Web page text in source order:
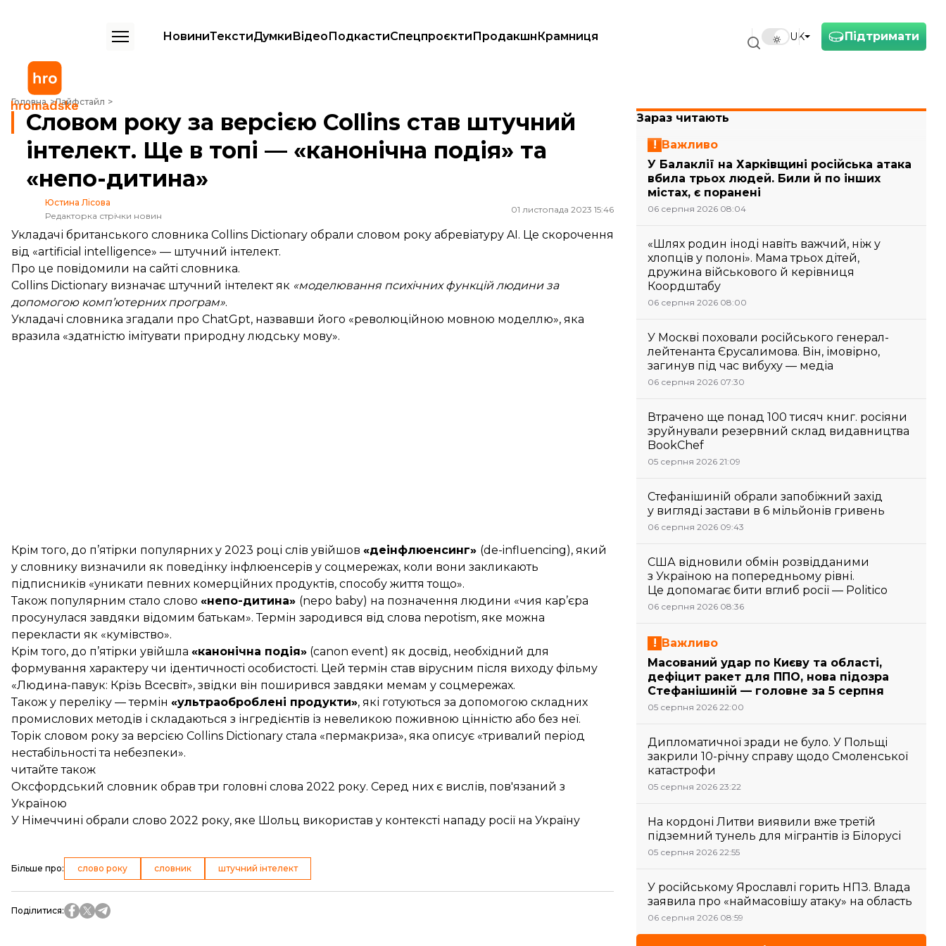
Підтримати
UK
НовиниТекстиДумкиВідеоПодкастиСпецпроєктиПродакшнКрамниця
Головна Лайфстайл
Словом року за версією Collins став штучний інтелект. Ще в топі — «канонічна подія» та «непо-дитина»
Словом року за версією Collins став штучний
інтелект. Ще в топі — «канонічна подія» та
«непо-дитина»
Юстина Лісова
Редакторка стрічки новин
01 листопада 2023 15:46
Укладачі британського словника Collins Dictionary обрали словом року абревіатуру AI. Це скорочення
від «artificial intelligence» — штучний інтелект.
Про це повідомили на сайті словника.
Collins Dictionary визначає штучний інтелект як «моделювання психічних функцій людини за
допомогою комп’ютерних програм».
Укладачі словника згадали про ChatGpt, назвавши його «революційною мовною моделлю», яка
вразила «здатністю імітувати природну людську мову».
Крім того, до п’ятірки популярних у 2023 році слів увійшов «деінфлюенсинг» (de-influencing), який
у словнику визначили як поведінку інфлюенсерів у соцмережах, коли вони закликають
підписників «уникати певних комерційних продуктів, способу життя тощо».
Також популярним стало слово «непо-дитина» (nepo baby) на позначення людини «чия кар’єра
просунулася завдяки відомим батькам». Термін зародився від слова nepotism, яке можна
перекласти як «кумівство».
Крім того, до п’ятірки увійшла «канонічна подія» (canon event) як досвід, необхідний для
формування характеру чи ідентичності особистості. Цей термін став вірусним після виходу фільму
«Людина-павук: Крізь Всесвіт», звідки він поширився завдяки мемам у соцмережах.
Також у переліку — термін «ультраоброблені продукти», які готуються за допомогою складних
промислових методів і складаються з інгредієнтів із невеликою поживною цінністю або без неї.
Торік словом року за версією Collins Dictionary стала «пермакриза», яка описує «тривалий період
нестабільності та небезпеки».
читайте також
Оксфордський словник обрав три головні слова 2022 року. Серед них є вислів, пов'язаний з
Україною
У Німеччині обрали слово 2022 року, яке Шольц використав у контексті нападу росії на Україну
Більше про: слово року словник штучний інтелект
Поділитися:
Зараз читають
Важливо
У Балаклії на Харківщині російська атака
вбила трьох людей. Били й по інших
містах, є поранені
06 серпня 2026 08:04
«Шлях родин іноді навіть важчий, ніж у
хлопців у полоні». Мама трьох дітей,
дружина військового й керівниця
Коордштабу
06 серпня 2026 08:00
У Москві поховали російського генерал-
лейтенанта Єрусалимова. Він, імовірно,
загинув під час вибуху — медіа
06 серпня 2026 07:30
Втрачено ще понад 100 тисяч книг. росіяни
зруйнували резервний склад видавництва
BookChef
05 серпня 2026 21:09
Стефанішиній обрали запобіжний захід
у вигляді застави в 6 мільйонів гривень
06 серпня 2026 09:43
США відновили обмін розвідданими
з Україною на попередньому рівні.
Це допомагає бити вглиб росії — Politico
06 серпня 2026 08:36
Важливо
Масований удар по Києву та області,
дефіцит ракет для ППО, нова підозра
Стефанішиній — головне за 5 серпня
05 серпня 2026 22:00
Дипломатичної зради не було. У Польщі
закрили 10-річну справу щодо Смоленської
катастрофи
05 серпня 2026 23:22
На кордоні Литви виявили вже третій
підземний тунель для мігрантів із Білорусі
05 серпня 2026 22:55
У російському Ярославлі горить НПЗ. Влада
заявила про «наймасовішу атаку» на область
06 серпня 2026 08:59